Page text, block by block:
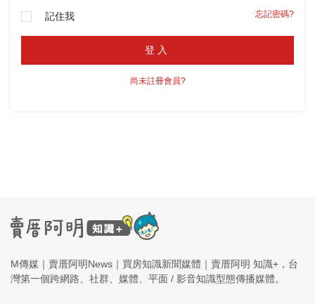
記住我 忘記密碼?
登入
尚未註冊會員?
M傳媒｜賣厝阿明News｜買房知識新聞媒體｜賣厝阿明 知識+，台
灣第一個跨網路、社群、媒體、平面 / 影音知識型態傳播媒體。